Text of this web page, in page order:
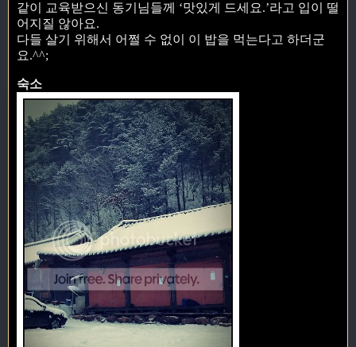
같이 교육받으신 동기님들께 ‘맛있게 드세요.’라고 입이 떨
어지질 않아요.
다들 살기 위해서 어쩔 수 없이 이 밥을 먹는다고 하더군
요.^^;
숙소